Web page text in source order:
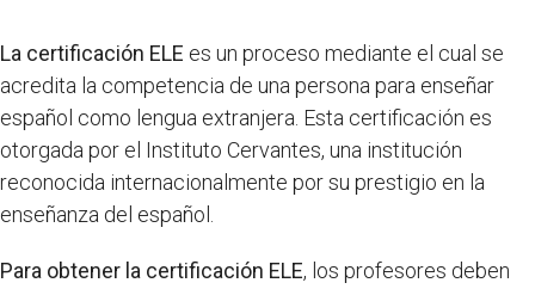
La certificación ELE es un proceso mediante el cual se
acredita la competencia de una persona para enseñar
español como lengua extranjera. Esta certificación es
otorgada por el Instituto Cervantes, una institución
reconocida internacionalmente por su prestigio en la
enseñanza del español.
Para obtener la certificación ELE, los profesores deben